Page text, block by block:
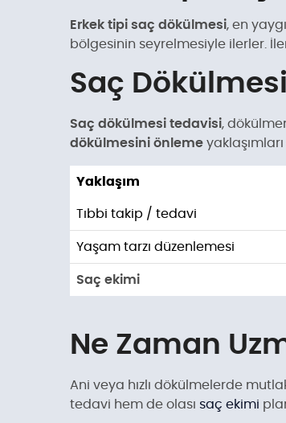
Erkek tipi saç dökülmesi, en
bölgesinin seyrelmesiyle ilerler.
Saç
Saç dökülmesi tedavisi,
dökülmesini önleme
Yaklaşım
Tıbbi takip / tedavi
Yaşam tarzı düzenlemesi
Saç ekimi
Ne Zaman
Ani veya hızlı dökülmelerde
tedavi hem de olası saç ekimi